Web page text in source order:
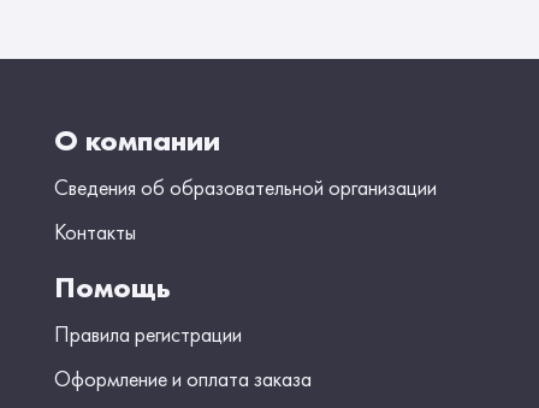
О компании
Сведения об образовательной организации
Контакты
Помощь
Правила регистрации
Оформление и оплата заказа